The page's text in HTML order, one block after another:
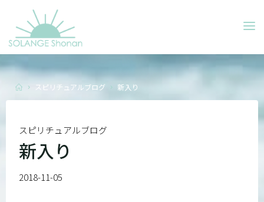
content
Homeスピリチュアルブログ 新入り
スピリチュアルブログ
新入り
2018-11-05